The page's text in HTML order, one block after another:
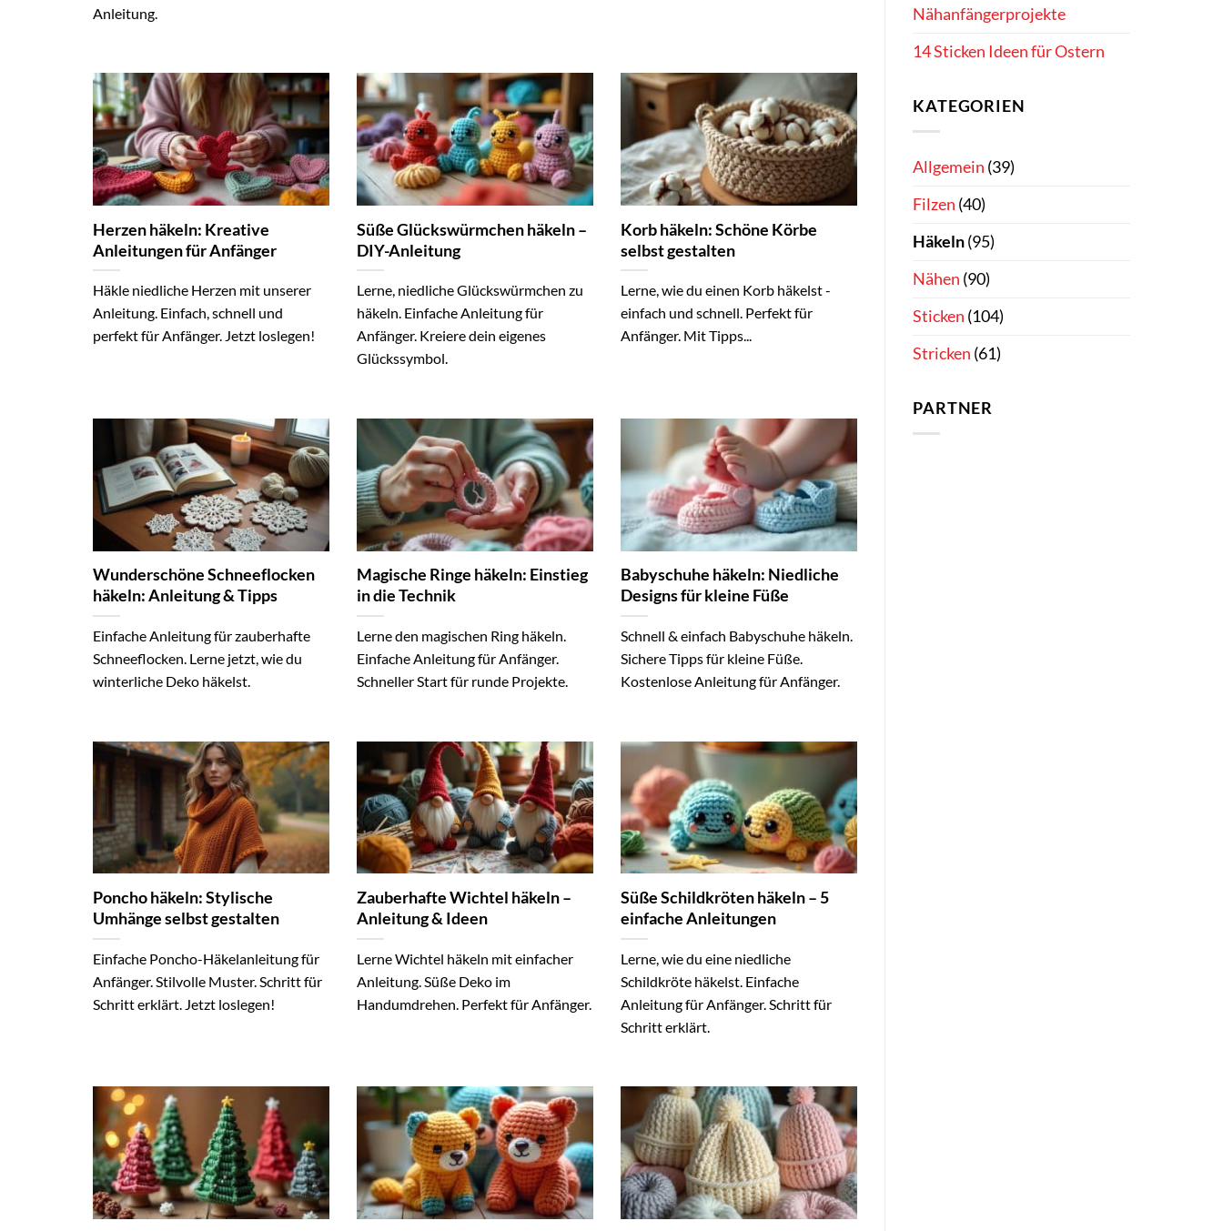
Anleitung.
Herzen häkeln: Kreative
Anleitungen für Anfänger
Häkle niedliche Herzen mit unserer
Anleitung. Einfach, schnell und
perfekt für Anfänger. Jetzt loslegen!
Süße Glückswürmchen häkeln –
DIY-Anleitung
Lerne, niedliche Glückswürmchen zu
häkeln. Einfache Anleitung für
Anfänger. Kreiere dein eigenes
Glückssymbol.
Korb häkeln: Schöne Körbe
selbst gestalten
Lerne, wie du einen Korb häkelst -
einfach und schnell. Perfekt für
Anfänger. Mit Tipps...
Wunderschöne Schneeflocken
häkeln: Anleitung & Tipps
Einfache Anleitung für zauberhafte
Schneeflocken. Lerne jetzt, wie du
winterliche Deko häkelst.
Magische Ringe häkeln: Einstieg
in die Technik
Lerne den magischen Ring häkeln.
Einfache Anleitung für Anfänger.
Schneller Start für runde Projekte.
Babyschuhe häkeln: Niedliche
Designs für kleine Füße
Schnell & einfach Babyschuhe häkeln.
Sichere Tipps für kleine Füße.
Kostenlose Anleitung für Anfänger.
Poncho häkeln: Stylische
Umhänge selbst gestalten
Einfache Poncho-Häkelanleitung für
Anfänger. Stilvolle Muster. Schritt für
Schritt erklärt. Jetzt loslegen!
Zauberhafte Wichtel häkeln –
Anleitung & Ideen
Lerne Wichtel häkeln mit einfacher
Anleitung. Süße Deko im
Handumdrehen. Perfekt für Anfänger.
Süße Schildkröten häkeln – 5
einfache Anleitungen
Lerne, wie du eine niedliche
Schildkröte häkelst. Einfache
Anleitung für Anfänger. Schritt für
Schritt erklärt.
Nähanfängerprojekte
14 Sticken Ideen für Ostern
KATEGORIEN
Allgemein (39)
Filzen (40)
Häkeln(95)
Nähen (90)
Sticken (104)
Stricken (61)
PARTNER